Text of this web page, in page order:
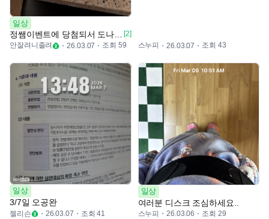
일상
[2]
안잘려니졸려
26.03.07 조회 59 스누피 26.03.07 조회 43
일상
3/7일 오공완
젤리슨 26.03.07 조회 41
일상
여러분 디스크 조심하세요..
스누피 26.03.06 조회 29